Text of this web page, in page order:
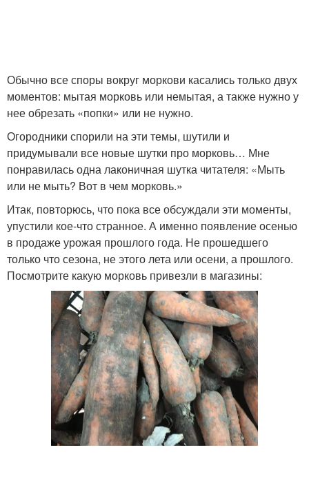
Обычно все споры вокруг моркови касались только двух
моментов: мытая морковь или немытая, а также нужно у
нее обрезать «попки» или не нужно.
Огородники спорили на эти темы, шутили и
придумывали все новые шутки про морковь… Мне
понравилась одна лаконичная шутка читателя: «Мыть
или не мыть? Вот в чем морковь.»
Итак, повторюсь, что пока все обсуждали эти моменты,
упустили кое-что странное. А именно появление осенью
в продаже урожая прошлого года. Не прошедшего
только что сезона, не этого лета или осени, а прошлого.
Посмотрите какую морковь привезли в магазины: